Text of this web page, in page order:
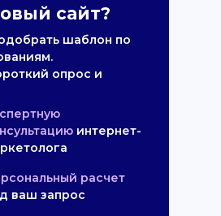
сайт?
шаблон по
опрос и
интернет-
расчет
ваш запрос